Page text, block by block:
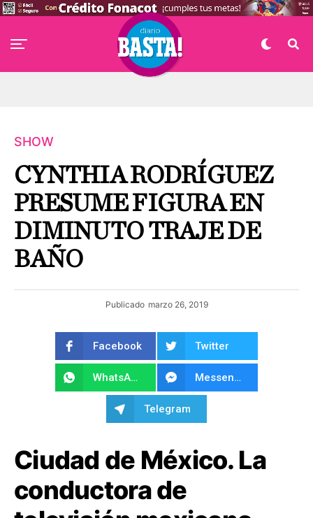
SHOW
CYNTHIA RODRÍGUEZ
PRESUME FIGURA EN
DIMINUTO TRAJE DE
BAÑO
Publicado marzo 26, 2019
Facebook Twitter
WhatsApp Messenger
Telegram
Ciudad de México. La
conductora de